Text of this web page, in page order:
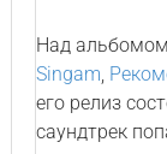
Над
Singam,
его релиз
саундтрек